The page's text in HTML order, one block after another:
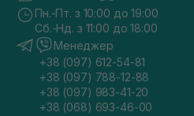
Пн.-Пт. з 10:00 до 19:00
Сб.-Нд. з 11:00 до 18:00
Менеджер
+38 (097) 612-54-81
+38 (097) 788-12-88
+38 (097) 983-41-20
+38 (068) 693-46-00